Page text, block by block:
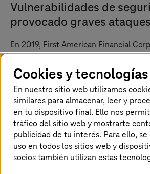
Vulnerabilidades de
provocado graves ataques
En 2019, First American Financial
empresa estadounidense de
afectada por una filtración de datos
885 millones de documentos
documentos incluían números de
extractos bancarios, expedientes
Todos estos documentos estaban
página del sitio web de la empresa y
de determinados usuarios. Sin
consiguiera encontrar el enlace a
acceder a estos datos sensibles de los
Cookies y
En nuestro sitio web utilizamos
similares para almacenar, leer y
en tu dispositivo final. Ello nos
tráfico del sitio web y mostrarte
publicidad de tu interés. Para ello,
uso en todos los sitios web y
socios también utilizan estas